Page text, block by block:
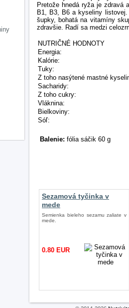
Pretože hnedá ryža je zdravá
B1, B3, B6 a kyseliny
šupky, bohatá na vitamíny
zdravšie. Radí sa medzi
NUTRIČNÉ HODNOTY
Energia:
Kalórie:
Tuky:
Z toho nasýtené mastné
Sacharidy:
Z toho cukry:
Vláknina:
Bielkoviny:
Sóľ:
Balenie: fólia sáčik 60 g
Sezamová tyčinka v
mede
Semienka bieleho sezamu zaliate v
mede.
0.80 EUR